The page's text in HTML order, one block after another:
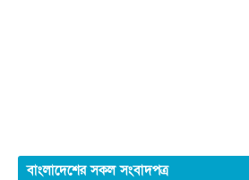
বাংলাদেশের সকল সংবাদপত্র